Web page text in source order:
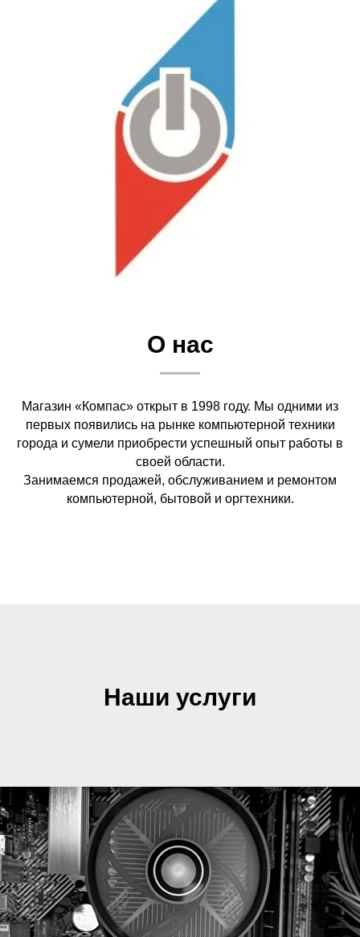
О нас
Магазин «Компас» открыт в 1998 году. Мы одними из
первых появились на рынке компьютерной техники
города и сумели приобрести успешный опыт работы в
своей области.
Занимаемся продажей, обслуживанием и ремонтом
компьютерной, бытовой и оргтехники.
Наши услуги